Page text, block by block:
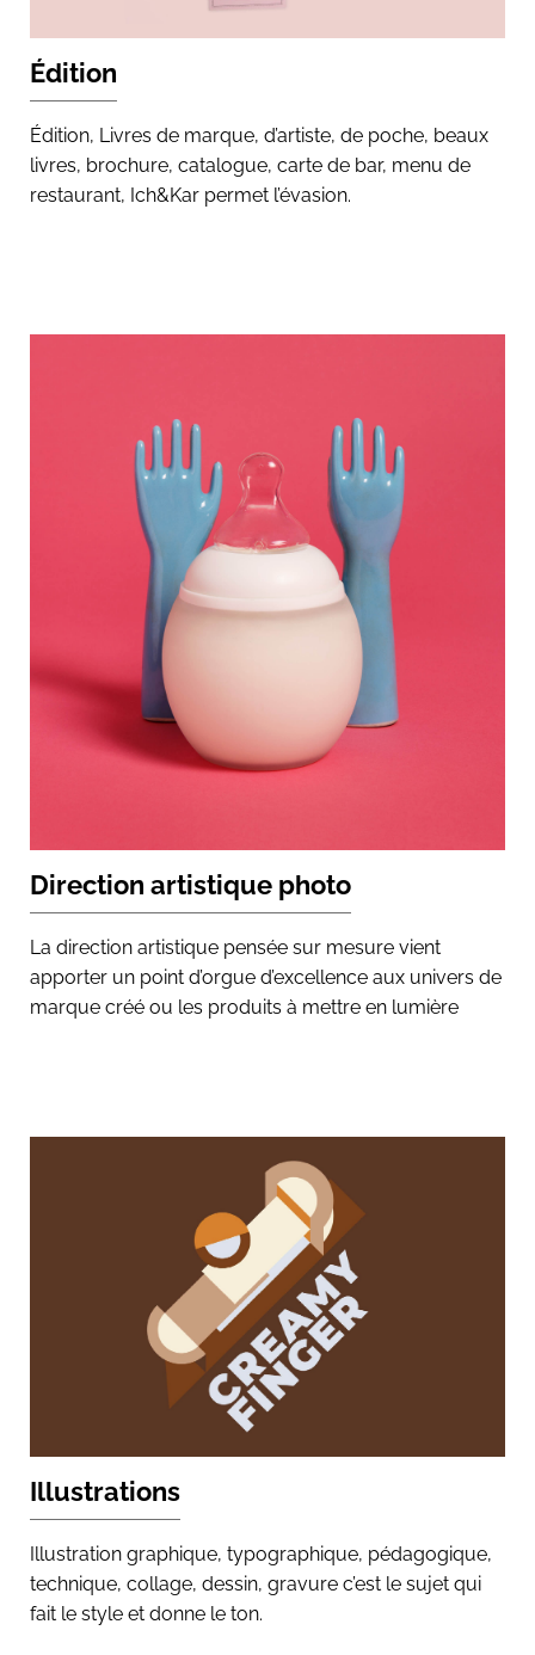
Édition
Édition, Livres de marque, d’artiste, de poche, beaux
livres, brochure, catalogue, carte de bar, menu de
restaurant, Ich&Kar permet l’évasion.
Direction artistique photo
La direction artistique pensée sur mesure vient
apporter un point d’orgue d’excellence aux univers de
marque créé ou les produits à mettre en lumière
Illustrations
Illustration graphique, typographique, pédagogique,
technique, collage, dessin, gravure c’est le sujet qui
fait le style et donne le ton.